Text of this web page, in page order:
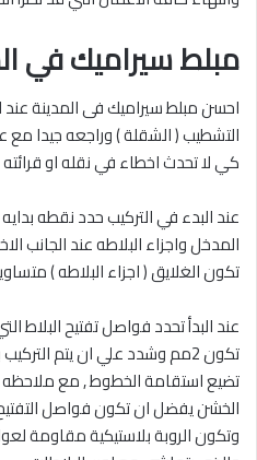
مبلط سيراميك في
احسن مبلط سيراميك فى المدينة
التشطيب ( الشقلة ) وراجعه جيدا مع
كي لا تحدث اخطاء في نقله او
عند البدء في التركيب حدد نقطه
المدخل واجزاء البلاطه عند الجانب
تكون الغلايق ( اجزاء البلاطه )
عند البدأ تحدد فواصل تفتيح البلاط
تكون 2مم وشدد علي ان يتم
تضيع استقامة الخطوط , مع ملاحظه
وتكون الروبة بلاستيكية مقاومة